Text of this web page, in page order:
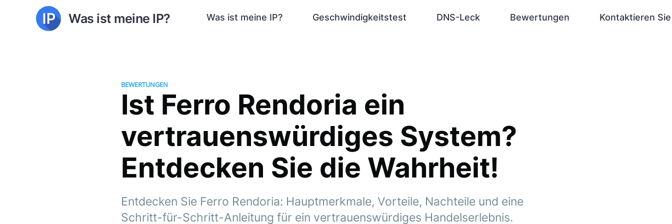
Was ist meine IP? Was ist meine IP? Geschwindigkeitstest DNS-Leck Bewertungen Kontaktieren
BEWERTUNGEN
Ist Ferro Rendoria ein
vertrauenswürdiges System?
Entdecken Sie die Wahrheit!
Entdecken Sie Ferro Rendoria: Hauptmerkmale, Vorteile, Nachteile und eine
Schritt-für-Schritt-Anleitung für ein vertrauenswürdiges Handelserlebnis.